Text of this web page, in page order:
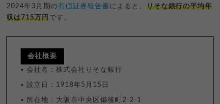
2024年3月期の有価証券報告書によると、 りそな銀行の平均年
収は715万円です。
会社概要
会社名：株式会社りそな銀行
設立日：1918年5月15日
所在地：大阪市中央区備後町2-2-1